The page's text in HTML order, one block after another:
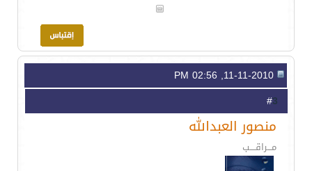
3
منصور العبدالله
مـــراقــــب